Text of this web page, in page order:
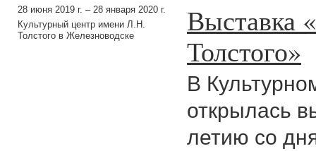
28 июня 2019 г. – 28 января 2020 г.
Культурный центр имени Л.Н.
Толстого в Железноводске
Выставка
Толстого»
В
открылась
летию со